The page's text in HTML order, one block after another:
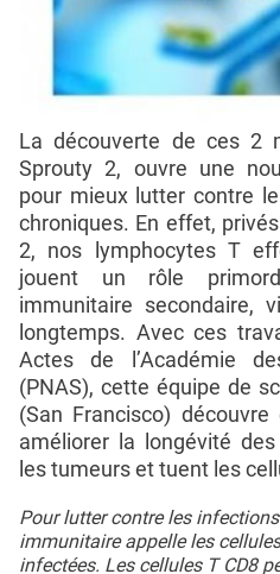
La découverte de ces 2
Sprouty 2, ouvre une
pour mieux lutter contre
chroniques. En effet,
2, nos lymphocytes T
jouent un rôle
immunitaire secondaire,
longtemps. Avec ces
Actes de l’Académie
(PNAS), cette équipe de
(San Francisco)
améliorer la longévité
les tumeurs et tuent les
Pour lutter contre les
immunitaire appelle les
infectées. Les cellules T CD8